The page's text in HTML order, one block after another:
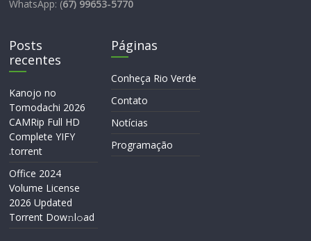
WhatsApp: (67) 99653-5770
Posts
recentes
Kanojo no
Tomodachi 2026
CAMRip Full HD
Complete YIFY
.torrent
Office 2024
Volume License
2026 Updated
Torrent Dow𝚗l𝚘аd
Páginas
Conheça Rio Verde
Contato
Notícias
Programação